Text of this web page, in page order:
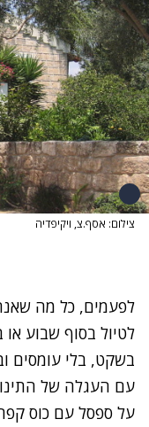
צילום: אסף.צ, ויקיפדיה
לפעמים, כל מה
לטיול בסוף שבוע
בשקט, בלי עומסים
עם העגלה של
על ספסל עם כוס